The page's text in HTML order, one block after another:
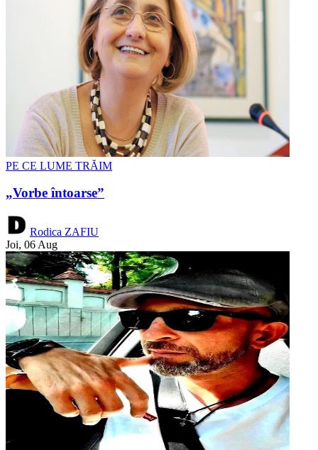
PE CE LUME TRĂIM
„Vorbe întoarse”
Rodica ZAFIU
Joi, 06 Aug